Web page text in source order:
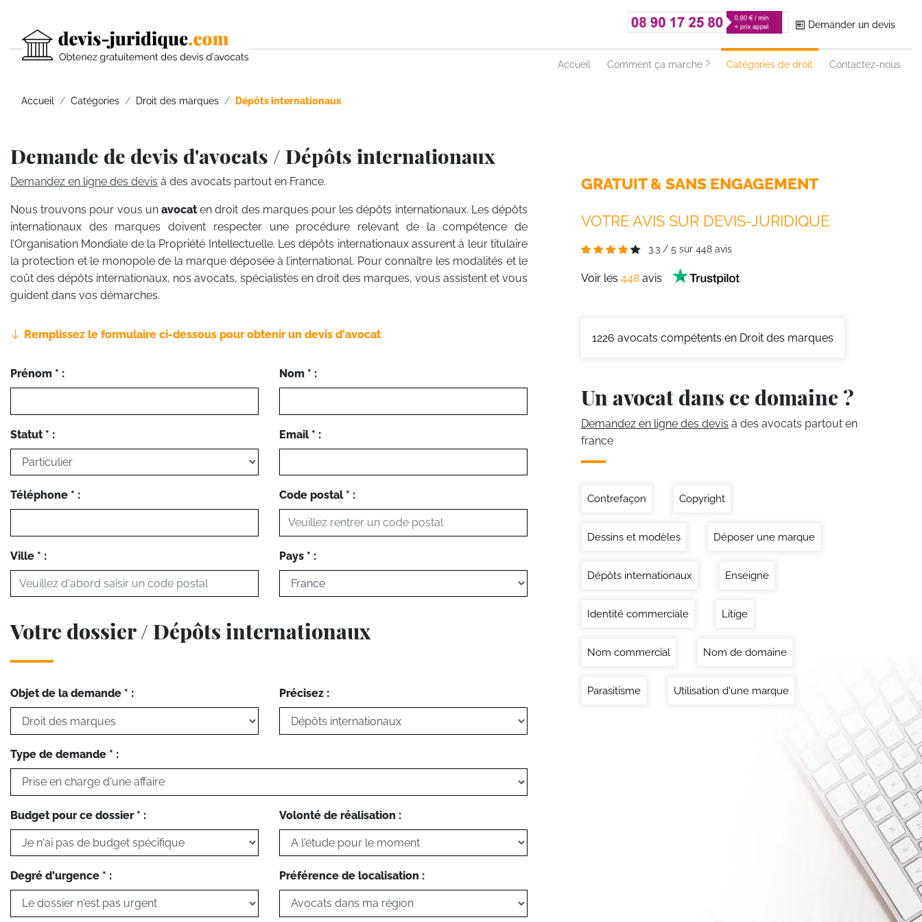
Demander un devis
Accueil Comment ça marche ? Catégories de droit Contactez-nous
Accueil Catégories Droit des marques Dépôts internationaux
Demande de devis d'avocats / Dépôts internationaux
Demandez en ligne des devis à des avocats partout en France.
Nous trouvons pour vous un avocaten droit des marques pour les dépôts internationaux. Les dépôts
internationaux des marques doivent respecter une procédure relevant de la compétence de
l’Organisation Mondiale de la Propriété Intellectuelle. Les dépôts internationaux assurent à leur titulaire
la protection et le monopole de la marque déposée à l’international. Pour connaître les modalités et le
coût des dépôts internationaux, nos avocats, spécialistes en droit des marques, vous assistent et vous
guident dans vos démarches.
Remplissez le formulaire ci-dessous pour obtenir un devis d'avocat
Prénom * : Nom * :
Statut * : Email * :
Téléphone * : Code postal * :
Ville * : Pays * :
Votre dossier / Dépôts internationaux
Objet de la demande * : Précisez :
Type de demande * :
Budget pour ce dossier * : Volonté de réalisation :
Degré d'urgence * : Préférence de localisation :
GRATUIT & SANS ENGAGEMENT
VOTRE AVIS SUR DEVIS-JURIDIQUE
3.3 / 5 sur 448 avis
Voir les 448 avis
1226 avocats compétents en Droit des marques
Un avocat dans ce domaine ?
Demandez en ligne des devis à des avocats partout en
france
Contrefaçon Copyright
Dessins et modèles Déposer une marque
Dépôts internationaux Enseigne
Identité commerciale Litige
Nom commercial Nom de domaine
Parasitisme Utilisation d'une marque